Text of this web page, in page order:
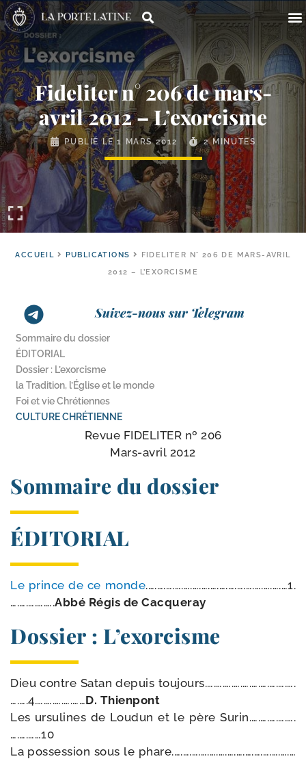
Fideliter n° 206 de mars-​
avril 2012 – L’exorcisme
PUBLIÉ LE1 MARS 2012 2 MINUTES
ACCUEIL PUBLICATIONS
FIDELITER N° 206 DE MARS-AVRIL
2012 – L’EXORCISME
Suivez-nous sur Telegram
Sommaire du dossier
ÉDITORIAL
Dossier : L’exorcisme
la Tradition, l’Église et le monde
Foi et vie Chrétiennes
CULTURE CHRÉTIENNE
Revue FIDELITER nº 206
Mars-​avril 2012
Sommaire du dossier
ÉDITORIAL
Le prince de ce monde.….….….….….….….….….….….….….….….…1.
….….….….….Abbé Régis de Cacqueray
Dossier : L’exorcisme
Dieu contre Satan depuis toujours.….….….….….….….….….….
….….4.….….….….……D. Thienpont
Les ursu­lines de Loudun et le père Surin.….….….….….
….….……10
La pos­ses­sion sous le phare.….….….….….….….….….….….….….…